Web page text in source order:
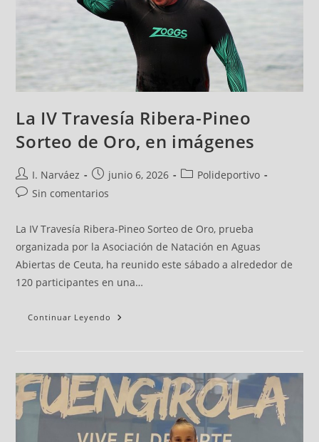
La IV Travesía Ribera-Pineo
Sorteo de Oro, en imágenes
I. Narváez junio 6, 2026
Polideportivo
Sin comentarios
La IV Travesía Ribera-Pineo Sorteo de Oro, prueba
organizada por la Asociación de Natación en Aguas
Abiertas de Ceuta, ha reunido este sábado a alrededor de
120 participantes en una…
Continuar Leyendo